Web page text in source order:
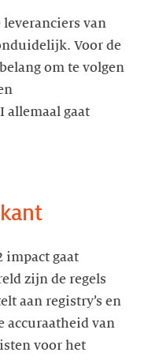
leveranciers van
Voor de
om te volgen
allemaal gaat
impact gaat
zijn de regels
aan registry’s en
accuraatheid van
voor het